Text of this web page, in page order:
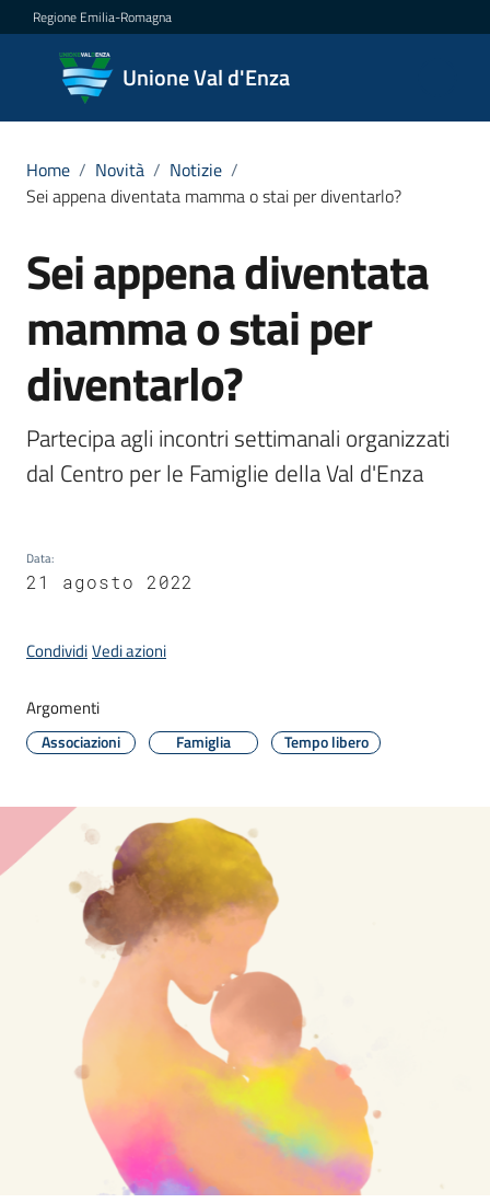
Vai al contenuto
Vai alla navigazione
Vai al footer
Regione Emilia-Romagna
Unione Val d'Enza
Unione
Val
Novità
Menu selezionato
Servizi
la
Val
Borghi
di
a
argomenti...
Home / Novità / Notizie /
Sei appena diventata mamma o stai per diventarlo?
Salta al contenuto
Sei appena diventata
mamma o stai per
diventarlo?
Partecipa agli incontri settimanali organizzati
dal Centro per le Famiglie della Val d'Enza
Data:
21 agosto 2022
CondividiVedi azioni
Argomenti
Associazioni Famiglia Tempo libero